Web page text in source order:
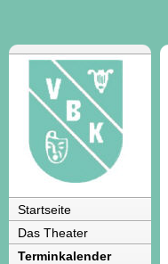
Startseite
Das Theater
Terminkalender